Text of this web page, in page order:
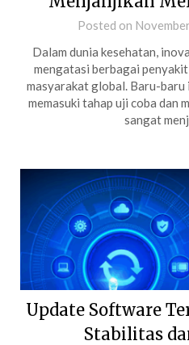
Posted on
Dalam dunia kesehatan,
mengatasi berbagai
masyarakat global. Baru-baru
memasuki tahap uji coba dan
sangat
Update Software
Stabilitas